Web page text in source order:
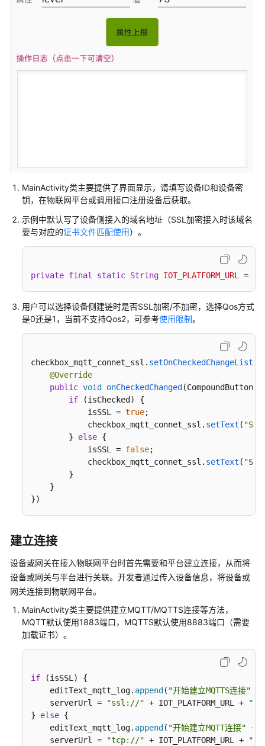
使
使
用
说
Python
Demo
用
明
用
说
Demo
C#
使
说
明
Node.js
Demo
使
MQTT
over
WebSocket
使
MainActivity类主要提供了界面显示，请填写设备ID和设备密
钥，在物联网平台或调用接口注册设备后获取。
示例中默认写了设备侧接入的域名地址（SSL加密接入时该域名
要与对应的证书文件匹配使用）。
private final static String IOT_PLATFORM_URL =
用户可以选择设备侧建链时是否SSL加密/不加密，选择Qos方式
是0还是1，当前不支持Qos2，可参考使用限制。
checkbox_mqtt_connet_ssl.
@Override
public void onCheckedChanged (CompoundButton
if (isChecked) {
            isSSL =
true;
            checkbox_mqtt_connet_ssl.
setText (
        }
else {
            isSSL =
false;
            checkbox_mqtt_connet_ssl.
setText (
        }
    }
})
建立连接
设备或网关在接入物联网平台时首先需要和平台建立连接，从而将
设备或网关与平台进行关联。开发者通过传入设备信息，将设备或
网关连接到物联网平台。
MainActivity类主要提供建立MQTT/MQTTS连接等方法，
MQTT默认使用1883端口，MQTTS默认使用8883端口（需要
加载证书）。
if (isSSL) {
    editText_mqtt_log.
append ( "开始建立MQTTS连接"
    serverUrl =
"ssl://" + IOT_PLATFORM_URL +
} else {
    editText_mqtt_log.
append ( "开始建立MQTT连接" +
    serverUrl =
"tcp://" + IOT_PLATFORM_URL +